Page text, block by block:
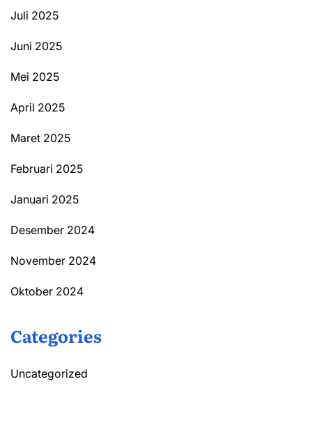
Juli 2025
Juni 2025
Mei 2025
April 2025
Maret 2025
Februari 2025
Januari 2025
Desember 2024
November 2024
Oktober 2024
Categories
Uncategorized